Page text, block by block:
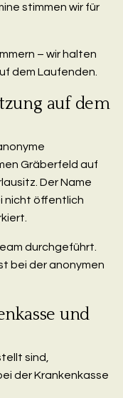
stimmen wir für
– wir halten
dem Laufenden.
auf dem
Gräberfeld auf
Der Name
nicht öffentlich
durchgeführt.
bei der anonymen
und
sind,
der Krankenkasse